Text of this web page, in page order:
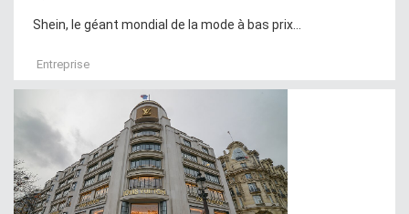
Shein, le géant mondial de la mode à bas prix...
Entreprise